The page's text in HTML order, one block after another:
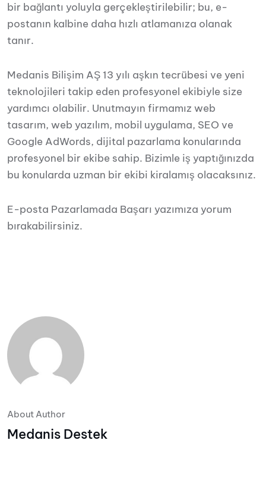
bir bağlantı yoluyla gerçekleştirilebilir; bu, e-
postanın kalbine daha hızlı atlamanıza olanak
tanır.
Medanis Bilişim AŞ 13 yılı aşkın tecrübesi ve yeni
teknolojileri takip eden profesyonel ekibiyle size
yardımcı olabilir. Unutmayın firmamız web
tasarım, web yazılım, mobil uygulama, SEO ve
Google AdWords, dijital pazarlama konularında
profesyonel bir ekibe sahip. Bizimle iş yaptığınızda
bu konularda uzman bir ekibi kiralamış olacaksınız.
E-posta Pazarlamada Başarı yazımıza yorum
bırakabilirsiniz.
About Author
Medanis Destek